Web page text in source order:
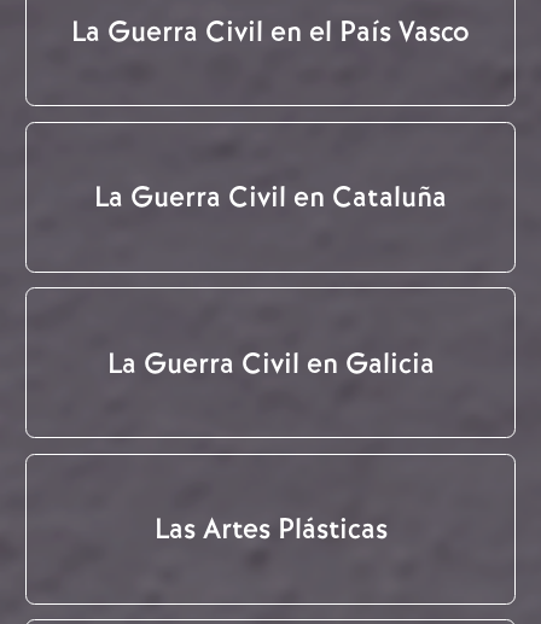
La Guerra Civil en el País Vasco
La Guerra Civil en Cataluña
La Guerra Civil en Galicia
Las Artes Plásticas